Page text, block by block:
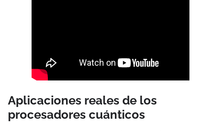
Aplicaciones reales de los
procesadores cuánticos